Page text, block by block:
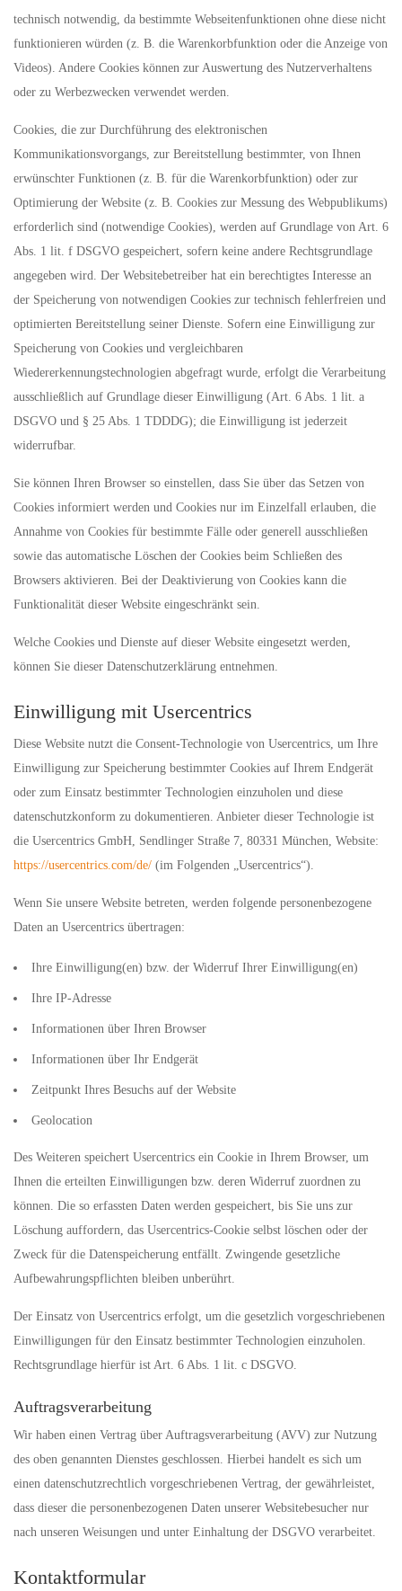
technisch notwendig, da bestimmte Webseitenfunktionen ohne diese nicht
funktionieren würden (z. B. die Warenkorbfunktion oder die Anzeige von
Videos). Andere Cookies können zur Auswertung des Nutzerverhaltens
oder zu Werbezwecken verwendet werden.
Cookies, die zur Durchführung des elektronischen
Kommunikationsvorgangs, zur Bereitstellung bestimmter, von Ihnen
erwünschter Funktionen (z. B. für die Warenkorbfunktion) oder zur
Optimierung der Website (z. B. Cookies zur Messung des Webpublikums)
erforderlich sind (notwendige Cookies), werden auf Grundlage von Art. 6
Abs. 1 lit. f DSGVO gespeichert, sofern keine andere Rechtsgrundlage
angegeben wird. Der Websitebetreiber hat ein berechtigtes Interesse an
der Speicherung von notwendigen Cookies zur technisch fehlerfreien und
optimierten Bereitstellung seiner Dienste. Sofern eine Einwilligung zur
Speicherung von Cookies und vergleichbaren
Wiedererkennungstechnologien abgefragt wurde, erfolgt die Verarbeitung
ausschließlich auf Grundlage dieser Einwilligung (Art. 6 Abs. 1 lit. a
DSGVO und § 25 Abs. 1 TDDDG); die Einwilligung ist jederzeit
widerrufbar.
Sie können Ihren Browser so einstellen, dass Sie über das Setzen von
Cookies informiert werden und Cookies nur im Einzelfall erlauben, die
Annahme von Cookies für bestimmte Fälle oder generell ausschließen
sowie das automatische Löschen der Cookies beim Schließen des
Browsers aktivieren. Bei der Deaktivierung von Cookies kann die
Funktionalität dieser Website eingeschränkt sein.
Welche Cookies und Dienste auf dieser Website eingesetzt werden,
können Sie dieser Datenschutzerklärung entnehmen.
Einwilligung mit Usercentrics
Diese Website nutzt die Consent-Technologie von Usercentrics, um Ihre
Einwilligung zur Speicherung bestimmter Cookies auf Ihrem Endgerät
oder zum Einsatz bestimmter Technologien einzuholen und diese
datenschutzkonform zu dokumentieren. Anbieter dieser Technologie ist
die Usercentrics GmbH, Sendlinger Straße 7, 80331 München, Website:
https://usercentrics.com/de/ (im Folgenden „Usercentrics“).
Wenn Sie unsere Website betreten, werden folgende personenbezogene
Daten an Usercentrics übertragen:
Ihre Einwilligung(en) bzw. der Widerruf Ihrer Einwilligung(en)
Ihre IP-Adresse
Informationen über Ihren Browser
Informationen über Ihr Endgerät
Zeitpunkt Ihres Besuchs auf der Website
Geolocation
Des Weiteren speichert Usercentrics ein Cookie in Ihrem Browser, um
Ihnen die erteilten Einwilligungen bzw. deren Widerruf zuordnen zu
können. Die so erfassten Daten werden gespeichert, bis Sie uns zur
Löschung auffordern, das Usercentrics-Cookie selbst löschen oder der
Zweck für die Datenspeicherung entfällt. Zwingende gesetzliche
Aufbewahrungspflichten bleiben unberührt.
Der Einsatz von Usercentrics erfolgt, um die gesetzlich vorgeschriebenen
Einwilligungen für den Einsatz bestimmter Technologien einzuholen.
Rechtsgrundlage hierfür ist Art. 6 Abs. 1 lit. c DSGVO.
Auftragsverarbeitung
Wir haben einen Vertrag über Auftragsverarbeitung (AVV) zur Nutzung
des oben genannten Dienstes geschlossen. Hierbei handelt es sich um
einen datenschutzrechtlich vorgeschriebenen Vertrag, der gewährleistet,
dass dieser die personenbezogenen Daten unserer Websitebesucher nur
nach unseren Weisungen und unter Einhaltung der DSGVO verarbeitet.
Kontaktformular